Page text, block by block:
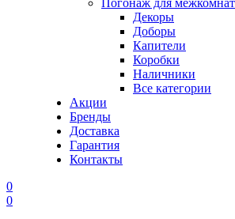
Декоры
Доборы
Капители
Коробки
Наличники
Все категории
Акции
Бренды
Доставка
Гарантия
Контакты
0
0